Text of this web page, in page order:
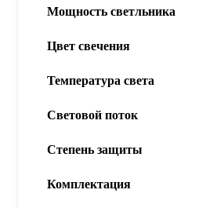
Мощность светльника
Цвет свечения
Температура света
Световой поток
Степень защиты
Комплектация